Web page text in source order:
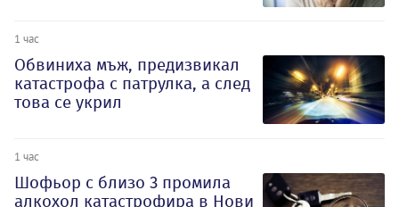
1 час
Обвиниха мъж, предизвикал
катастрофа с патрулка, а след
това се укрил
1 час
Шофьор с близо 3 промила
алкохол катастрофира в Нови